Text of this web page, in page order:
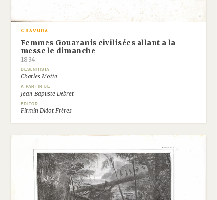
GRAVURA
Femmes Gouaranis civilisées allant a la
messe le dimanche
1834
DESENHISTA
Charles Motte
A PARTIR DE
Jean-Baptiste Debret
EDITOR
Firmin Didot Frères